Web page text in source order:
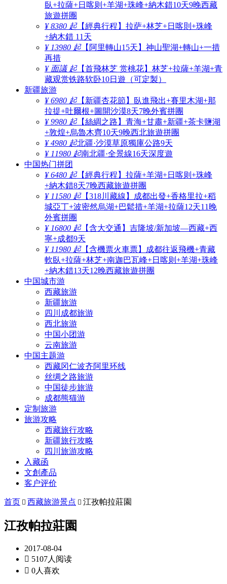
臥+拉薩+日喀则+羊湖+珠峰+納木錯10天9晚西藏
旅遊拼團
¥ 8380 起【經典行程】拉萨+林芝+日喀則+珠峰
+納木錯 11天
¥ 13980 起【阿里轉山15天】神山聖湖+轉山+一措
再措
¥ 面議 起【首飛林芝 赏桃花】林芝+拉薩+羊湖+青
藏观赏铁路软卧10日遊（可定製）
新疆旅游
¥ 6980 起【新疆杏花節】臥進飛出+賽里木湖+那
拉提+吐爾根+圖開沙漠8天7晚外賓拼團
¥ 9980 起【絲綢之路】青海+甘肅+新疆+茶卡鹽湖
+敦煌+烏魯木齊10天9晚西北旅遊拼團
¥ 4980 起北疆·沙漠草原獨庫公路9天
¥ 11980 起南北疆·全景線16天深度遊
中国热门拼团
¥ 6480 起【經典行程】拉薩+羊湖+日喀则+珠峰
+納木錯8天7晚西藏旅遊拼團
¥ 11580 起【318川藏線】成都出發+香格里拉+稻
城亞丁+波密然烏湖+巴鬆措+羊湖+拉薩12天11晚
外賓拼團
¥ 16800 起【含大交通】吉隆坡/新加坡—西藏+西
寧+成都9天
¥ 11980 起【含機票火車票】成都往返飛機+青藏
軟臥+拉薩+林芝+南迦巴瓦峰+日喀则+羊湖+珠峰
+納木錯13天12晚西藏旅遊拼團
中国城市游
西藏旅游
新疆旅游
四川成都旅游
西北旅游
中国小团游
云南旅游
中国主题游
西藏冈仁波齐阿里环线
丝绸之路旅游
中国徒步旅游
成都熊猫游
定制旅游
旅游攻略
西藏旅行攻略
新疆旅行攻略
四川旅游攻略
入藏函
文創產品
客户评价
首页  西藏旅游景点  江孜帕拉莊園
江孜帕拉莊園
2017-08-04
 5107人阅读
 0人喜欢